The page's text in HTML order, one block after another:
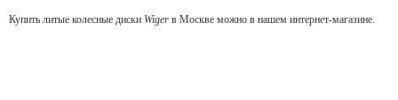
Купить литые колесные диски Wiger в Москве можно в нашем интернет-магазине.